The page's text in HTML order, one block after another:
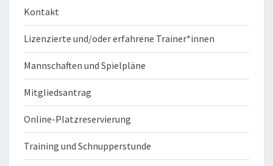
Kontakt
Lizenzierte und/oder erfahrene Trainer*innen
Mannschaften und Spielpläne
Mitgliedsantrag
Online-Platzreservierung
Training und Schnupperstunde